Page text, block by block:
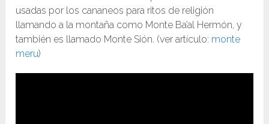
usadas por los cananeos para ritos de religión
llamando a la montaña como Monte Ba’al Hermón, y
también es llamado Monte Sión. (ver artículo: monte
meru)